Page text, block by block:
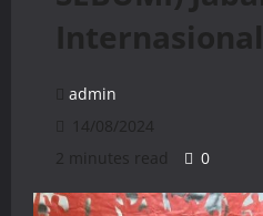
Internasional
admin
14/08/2024
2 minutes read
0